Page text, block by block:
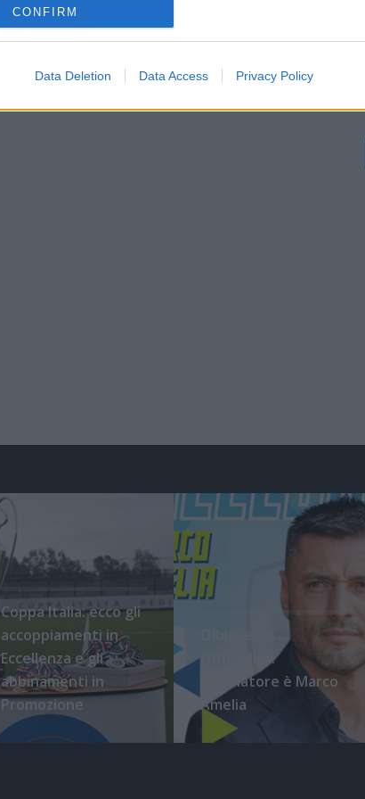
CONFIRM
Data Deletion Data Access Privacy Policy
Coppa Italia: ecco gli
accoppiamenti in
Eccellenza e gli
abbinamenti in
Promozione
l'ufficialità:
l'allenatore è Marco
Amelia